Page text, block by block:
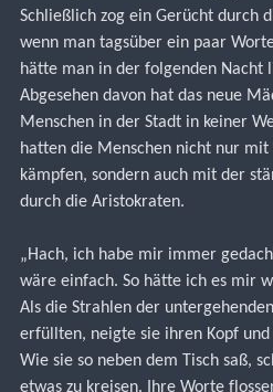
Schließlich zog ein Gerücht durch
wenn man tagsüber ein paar
hätte man in der folgenden Nacht
Abgesehen davon hat das neue
Menschen in der Stadt in keiner
hatten die Menschen nicht nur
kämpfen, sondern auch mit der
durch die Aristokraten.
„Hach, ich habe mir immer
wäre einfach. So hätte ich es mir
Als die Strahlen der
erfüllten, neigte sie ihren Kopf
Wie sie so neben dem Tisch saß,
etwas zu kreisen. Ihre Worte